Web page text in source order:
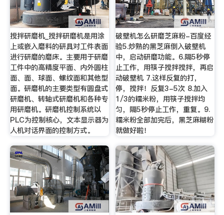
搅拌研磨机_搅拌研磨机是用涂
上或嵌入磨料的研具对工件表面
进行研磨的磨床。主要用于研磨
工件中的高精度平面、内外圆柱
面、面、球面、螺纹面和其他型
面。研磨机的主要类型有圆盘式
研磨机、转轴式研磨机和各种专
用研磨机。研磨机控制系统以
PLC为控制核心，文本显示器为
人机对话界面的控制方式。
破壁机怎么研磨芝麻粉-百度经
验5.炒熟的黑芝麻倒入破壁机
中，启动研磨功能。6.隔5秒停
止工作，用筷子搅拌搅拌，再启
动破壁机 7.这样反复的打，
停，搅拌！反复3-5次 8.加入
1/3的糯米粉，用筷子搅拌均
匀，隔5秒停止工作，重复。9.
糯米粉全部加完后，黑芝麻糊粉
就做好啦！